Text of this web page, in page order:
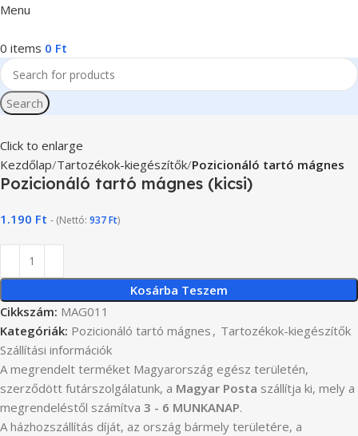
Menu
0 items 0 Ft
Search
Click to enlarge
Kezdőlap Tartozékok-kiegészítők Pozicionáló tartó mágnes
Pozicionáló tartó mágnes (kicsi)
1.190 Ft - (Nettó: 937Ft)
Kosárba Teszem
Cikkszám: MAG011
Kategóriák: Pozicionáló tartó mágnes , Tartozékok-kiegészítők
Szállítási információk
A megrendelt terméket Magyarország egész területén,
szerződött futárszolgálatunk, a Magyar Posta szállítja ki, mely a
megrendeléstől számítva 3 - 6 MUNKANAP.
A házhozszállítás díját, az ország bármely területére, a